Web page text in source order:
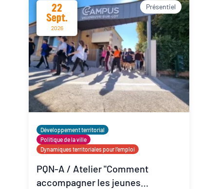
22
Sept.
2026
Présentiel
Développement territorial
Politique de la ville
Dynamiques territoriales pour l’emploi
PQN-A / Atelier "Comment
accompagner les jeunes